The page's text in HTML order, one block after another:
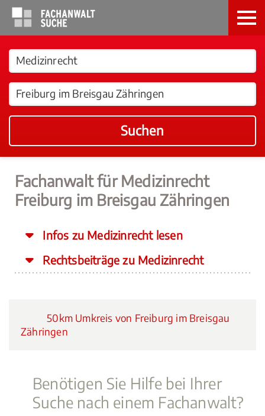
Suchen
Fachanwalt für Medizinrecht
Freiburg im Breisgau Zähringen
Infos zu Medizinrecht lesen
Rechtsbeiträge zu Medizinrecht
50km Umkreis von Freiburg im Breisgau
Zähringen
Benötigen Sie Hilfe bei Ihrer
Suche nach einem Fachanwalt?